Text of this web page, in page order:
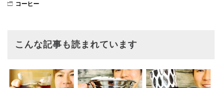
コーヒー
こんな記事も読まれています